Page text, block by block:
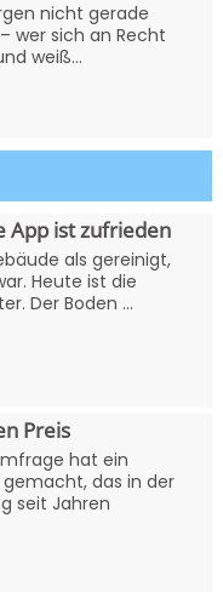
nicht gerade
wer sich an Recht
weiß...
App ist zufrieden
als gereinigt,
Heute ist die
Der Boden ...
Preis
hat ein
das in der
seit Jahren